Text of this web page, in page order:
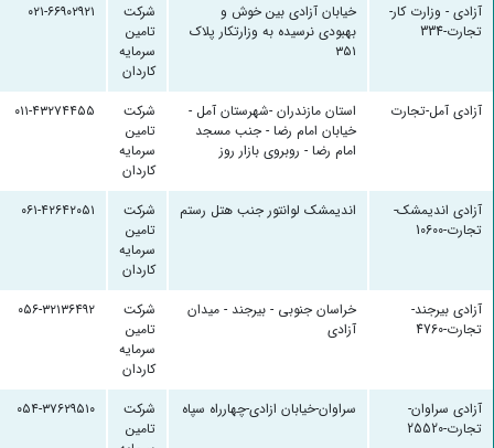
آزادی - وزارت کار-
تجارت-334
خیابان آزادی بین خوش و
بهبودی نرسیده به وزارتکار پلاک
۳۵۱
شرکت
تامین
سرمایه
کاردان
۰۲۱-۶۶۹۰۲۹۲۱
آزادی آمل-تجارت
استان مازندران -شهرستان آمل -
خیابان امام رضا - جنب مسجد
امام رضا - روبروی بازار روز
شرکت
تامین
سرمایه
کاردان
۰۱۱-۴۳۲۷۴۴۵۵
آزادی اندیمشک-
تجارت-10600
اندیمشک لوانتور جنب هتل رستم
شرکت
تامین
سرمایه
کاردان
۰۶۱-۴۲۶۴۲۰۵۱
آزادی بیرجند-
تجارت-4760
خراسان جنوبی - بیرجند - میدان
آزادی
شرکت
تامین
سرمایه
کاردان
۰۵۶-۳۲۱۳۶۴۹۲
آزادی سراوان-
تجارت-25520
سراوان-خیابان ازادی-چهارراه سپاه
شرکت
تامین
۰۵۴-۳۷۶۲۹۵۱۰